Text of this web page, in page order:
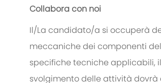
Collabora con noi
Il/La candidato/a si occuperà
meccaniche dei componenti
specifiche tecniche applicabili,
svolgimento delle attività dovrà